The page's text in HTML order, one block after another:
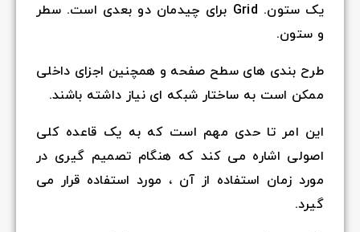
یک ستون. Grid برای چیدمان دو بعدی است. سطر
و ستون.
طرح بندی های سطح صفحه و همچنین اجزای داخلی
ممکن است به ساختار شبکه ای نیاز داشته باشند.
این امر تا حدی مهم است که به یک قاعده کلی
اصولی اشاره می کند که هنگام تصمیم گیری در
مورد زمان استفاده از آن ، مورد استفاده قرار می
گیرد.